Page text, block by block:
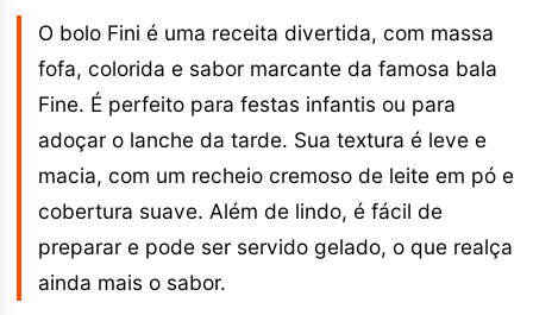
O bolo Fini é uma receita divertida, com massa
fofa, colorida e sabor marcante da famosa bala
Fine. É perfeito para festas infantis ou para
adoçar o lanche da tarde. Sua textura é leve e
macia, com um recheio cremoso de leite em pó e
cobertura suave. Além de lindo, é fácil de
preparar e pode ser servido gelado, o que realça
ainda mais o sabor.